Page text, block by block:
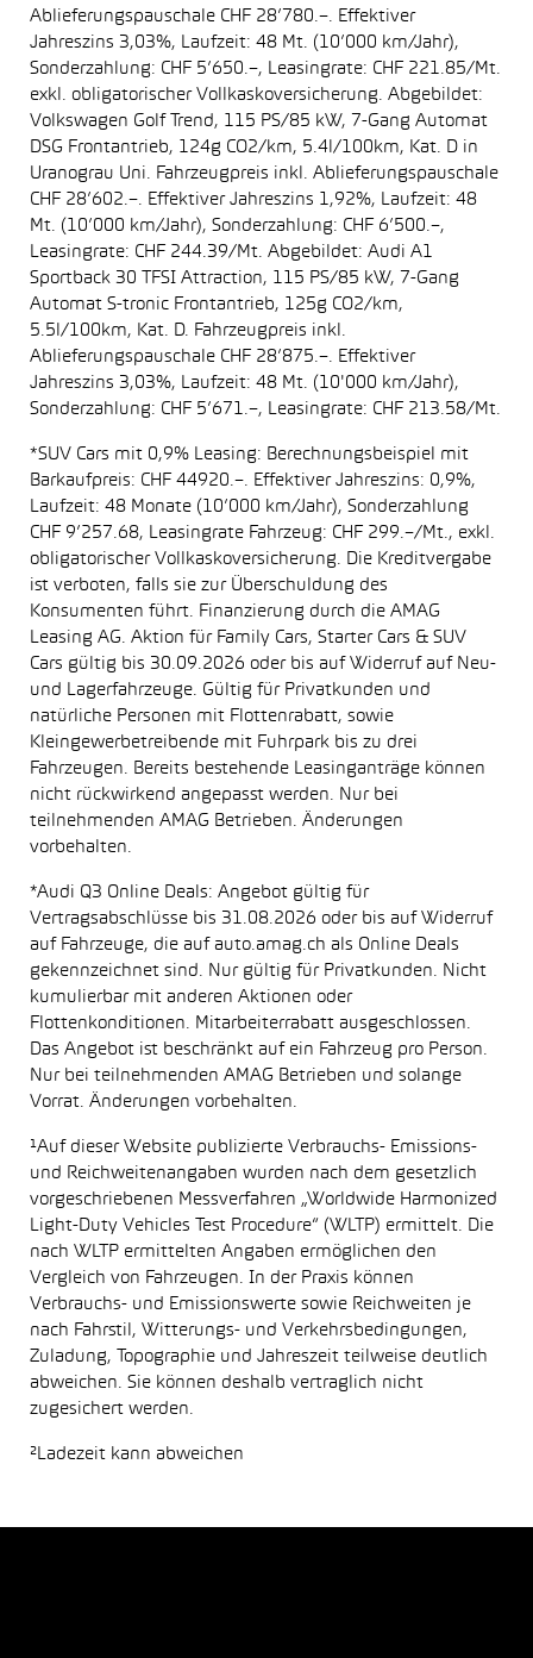
Ablieferungspauschale CHF 28’780.–. Effektiver
Jahreszins 3,03%, Laufzeit: 48 Mt. (10’000 km/Jahr),
Sonderzahlung: CHF 5’650.–, Leasingrate: CHF 221.85/Mt.
exkl. obligatorischer Vollkaskoversicherung. Abgebildet:
Volkswagen Golf Trend, 115 PS/85 kW, 7-Gang Automat
DSG Frontantrieb, 124g CO2/km, 5.4l/100km, Kat. D in
Uranograu Uni. Fahrzeugpreis inkl. Ablieferungspauschale
CHF 28’602.–. Effektiver Jahreszins 1,92%, Laufzeit: 48
Mt. (10’000 km/Jahr), Sonderzahlung: CHF 6’500.–,
Leasingrate: CHF 244.39/Mt. Abgebildet: Audi A1
Sportback 30 TFSI Attraction, 115 PS/85 kW, 7-Gang
Automat S-tronic Frontantrieb, 125g CO2/km,
5.5l/100km, Kat. D. Fahrzeugpreis inkl.
Ablieferungspauschale CHF 28’875.–. Effektiver
Jahreszins 3,03%, Laufzeit: 48 Mt. (10'000 km/Jahr),
Sonderzahlung: CHF 5’671.–, Leasingrate: CHF 213.58/Mt.
*SUV Cars mit 0,9% Leasing: Berechnungsbeispiel mit
Barkaufpreis: CHF 44920.–. Effektiver Jahreszins: 0,9%,
Laufzeit: 48 Monate (10’000 km/Jahr), Sonderzahlung
CHF 9’257.68, Leasingrate Fahrzeug: CHF 299.–/Mt., exkl.
obligatorischer Vollkaskoversicherung. Die Kreditvergabe
ist verboten, falls sie zur Überschuldung des
Konsumenten führt. Finanzierung durch die AMAG
Leasing AG. Aktion für Family Cars, Starter Cars & SUV
Cars gültig bis 30.09.2026 oder bis auf Widerruf auf Neu-
und Lagerfahrzeuge. Gültig für Privatkunden und
natürliche Personen mit Flottenrabatt, sowie
Kleingewerbetreibende mit Fuhrpark bis zu drei
Fahrzeugen. Bereits bestehende Leasinganträge können
nicht rückwirkend angepasst werden. Nur bei
teilnehmenden AMAG Betrieben. Änderungen
vorbehalten.
*Audi Q3 Online Deals: Angebot gültig für
Vertragsabschlüsse bis 31.08.2026 oder bis auf Widerruf
auf Fahrzeuge, die auf auto.amag.ch als Online Deals
gekennzeichnet sind. Nur gültig für Privatkunden. Nicht
kumulierbar mit anderen Aktionen oder
Flottenkonditionen. Mitarbeiterrabatt ausgeschlossen.
Das Angebot ist beschränkt auf ein Fahrzeug pro Person.
Nur bei teilnehmenden AMAG Betrieben und solange
Vorrat. Änderungen vorbehalten.
¹Auf dieser Website publizierte Verbrauchs- Emissions-
und Reichweitenangaben wurden nach dem gesetzlich
vorgeschriebenen Messverfahren „Worldwide Harmonized
Light-Duty Vehicles Test Procedure“ (WLTP) ermittelt. Die
nach WLTP ermittelten Angaben ermöglichen den
Vergleich von Fahrzeugen. In der Praxis können
Verbrauchs- und Emissionswerte sowie Reichweiten je
nach Fahrstil, Witterungs- und Verkehrsbedingungen,
Zuladung, Topographie und Jahreszeit teilweise deutlich
abweichen. Sie können deshalb vertraglich nicht
zugesichert werden.
²Ladezeit kann abweichen